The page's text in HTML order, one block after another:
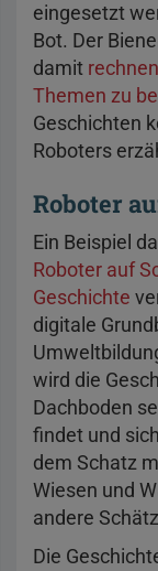
eingesetzt
Bot. Der
damit
Themen zu
Geschichten
Roboters
Roboter
Ein Beispiel
Roboter auf
Geschichte
digitale
wird die
Dachboden
findet und
dem Schatz
Wiesen und
andere
Die